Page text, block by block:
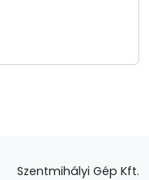
Szentmihályi Gép Kft.